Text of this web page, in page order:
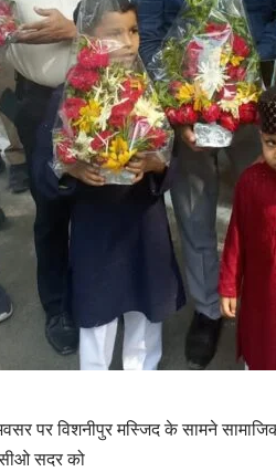
पर विशनीपुर मस्जिद के सामने
सदर को